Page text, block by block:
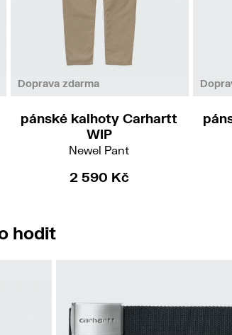
Doprava zdarma
2627
pánské kalhoty Carhartt
WIP
Newel Pant
2 590 Kč
hodit